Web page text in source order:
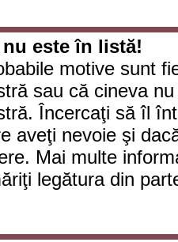
este în listă!
motive sunt
sau că cineva
Încercaţi să îl
aveţi nevoie şi
Mai multe
legătura din